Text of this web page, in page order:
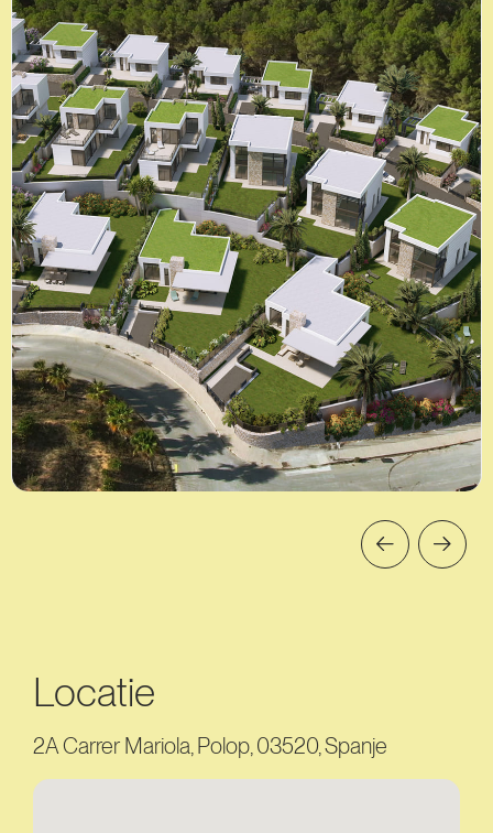
Locatie
2A Carrer Mariola, Polop, 03520, Spanje